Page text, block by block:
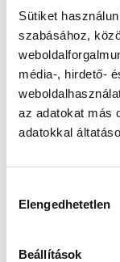
Sütiket
szabásához,
média-, hirdető-
az adatokat más
adatokkal
kiválasztása
Elengedhetetlen
Beállítások
és